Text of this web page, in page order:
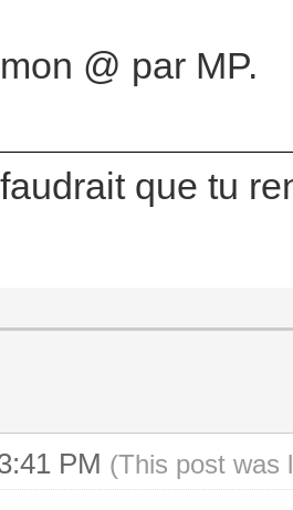
@ par MP.
que tu
PM (This post was